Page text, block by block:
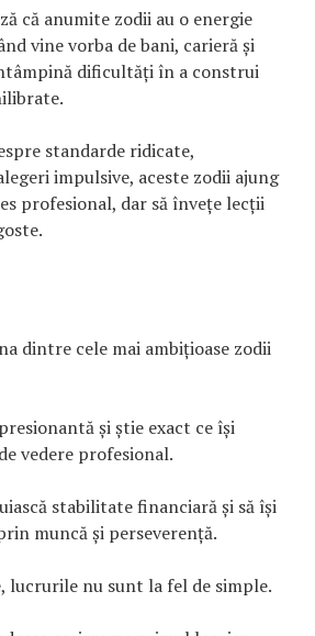
că anumite zodii au o energie
vine vorba de bani, carieră și
dificultăți în a construi
standarde ridicate,
impulsive, aceste zodii ajung
profesional, dar să învețe lecții
dintre cele mai ambițioase zodii
și știe exact ce își
vedere profesional.
stabilitate financiară și să își
muncă și perseverență.
lucrurile nu sunt la fel de simple.